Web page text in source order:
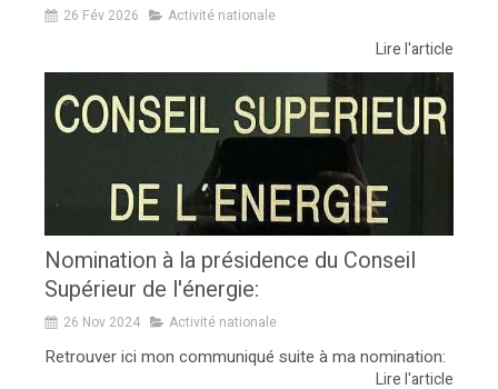
26 Fév 2026 Activité nationale
Lire l'article
Nomination à la présidence du Conseil
Supérieur de l'énergie:
26 Nov 2024 Activité nationale
Retrouver ici mon communiqué suite à ma nomination:
Lire l'article